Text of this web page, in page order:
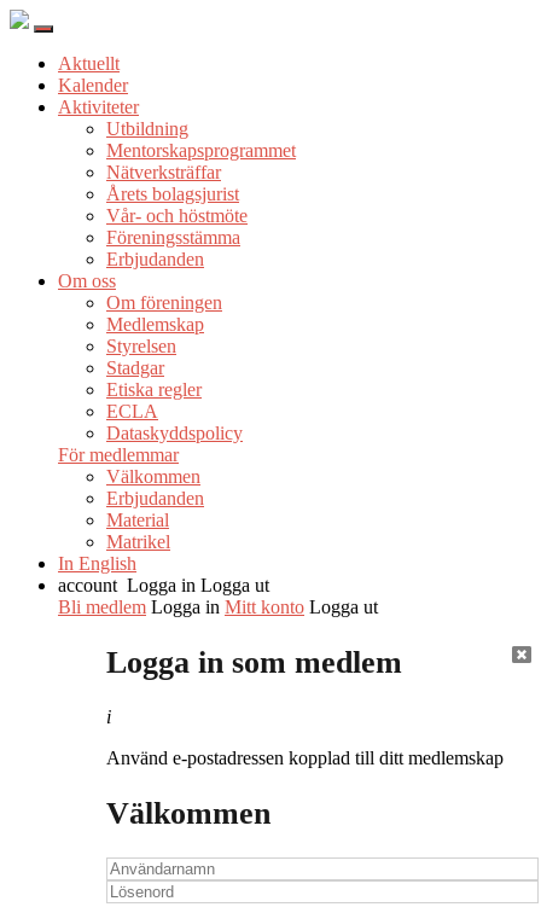
Aktuellt
Kalender
Aktiviteter
Utbildning
Mentorskapsprogrammet
Nätverksträffar
Årets bolagsjurist
Vår- och höstmöte
Föreningsstämma
Erbjudanden
Om oss
Om föreningen
Medlemskap
Styrelsen
Stadgar
Etiska regler
ECLA
Dataskyddspolicy
För medlemmar
Välkommen
Erbjudanden
Material
Matrikel
In English
account Logga in Logga ut
Bli medlem Logga in Mitt konto Logga ut
Logga in som medlem
i
Använd e-postadressen kopplad till ditt medlemskap
Välkommen